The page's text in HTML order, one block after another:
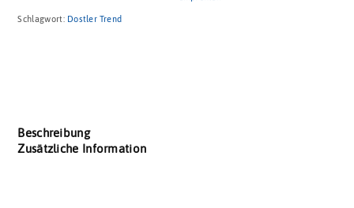
Schlagwort: Dostler Trend
Beschreibung
Zusätzliche Information